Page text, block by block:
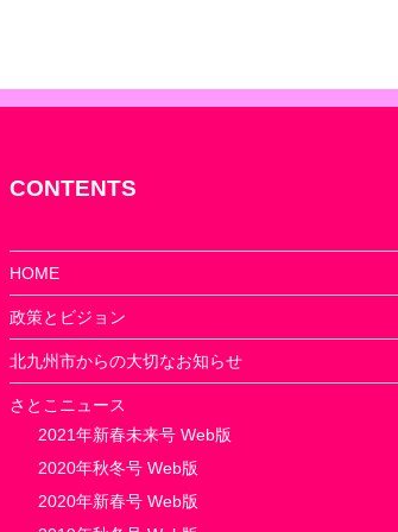
ョ
CONTENTS
HOME
政策とビジョン
北九州市からの大切なお知らせ
さとこニュース
2021年新春未来号 Web版
2020年秋冬号 Web版
2020年新春号 Web版